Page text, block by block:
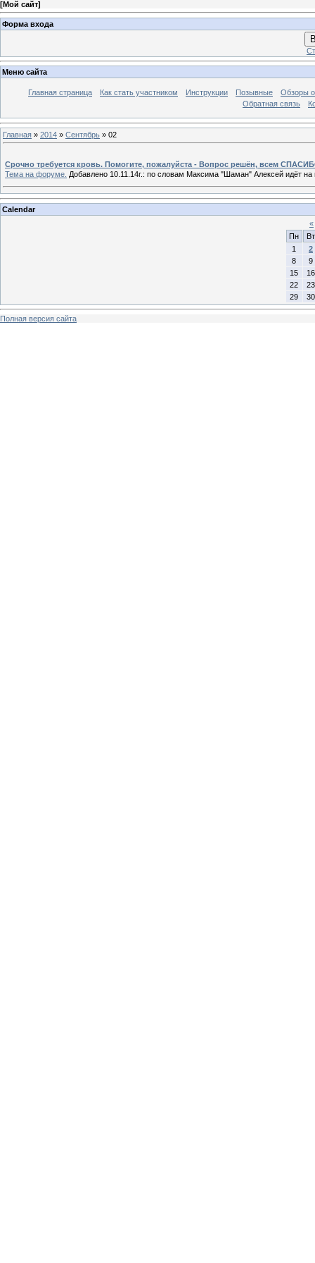
[Мой сайт]
Форма входа
Меню сайта
Главная страница Как стать участником Инструкции Позывные
Обзоры
Обратная связь
Главная » 2014 » Сентябрь » 02
Срочно требуется кровь. Помогите, пожалуйста - Вопрос решён, всем
Тема на форуме. Добавлено 10.11.14г.: по словам Максима "Шаман" Алексей идёт
Calendar
«
Пн
Вт
1
2
8
9
15
16
22
23
29
30
Полная версия сайта